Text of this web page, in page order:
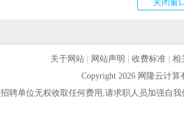
关于网站| 网站声明 收费标准| 相
Copyright 2026 网隆云计
招聘单位无权收取任何费用,请求职人员加强自